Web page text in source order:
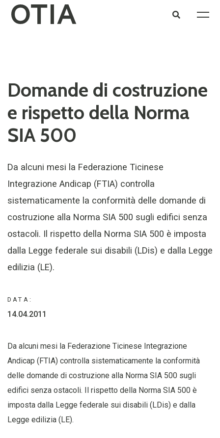
Domande di costruzione
e rispetto della Norma
SIA 500
Da alcuni mesi la Federazione Ticinese
Integrazione Andicap (FTIA) controlla
sistematicamente la conformità delle domande di
costruzione alla Norma SIA 500 sugli edifici senza
ostacoli. Il rispetto della Norma SIA 500 è imposta
dalla Legge federale sui disabili (LDis) e dalla Legge
edilizia (LE).
DATA:
14.04.2011
Da alcuni mesi la Federazione Ticinese Integrazione
Andicap (FTIA) controlla sistematicamente la conformità
delle domande di costruzione alla Norma SIA 500 sugli
edifici senza ostacoli. Il rispetto della Norma SIA 500 è
imposta dalla Legge federale sui disabili (LDis) e dalla
Legge edilizia (LE).